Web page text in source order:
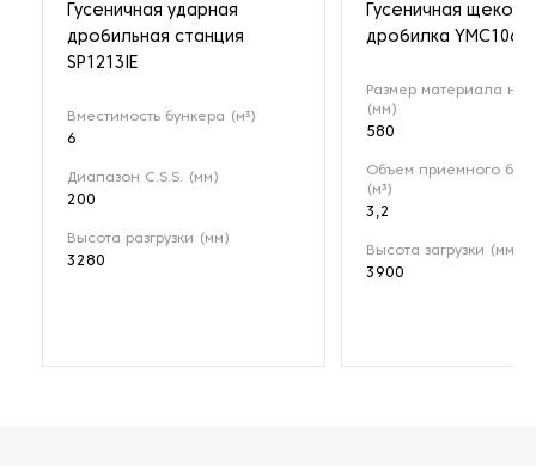
Гусеничная ударная
дробильная станция
SP1213IE
Вместимость бункера (м³)
6
Диапазон C.S.S. (мм)
200
Высота разгрузки (мм)
3280
Гусеничная
дробилка YMC106
Размер материала на
(мм)
580
Объем приемного
(м³)
3,2
Высота загрузки (мм)
3900